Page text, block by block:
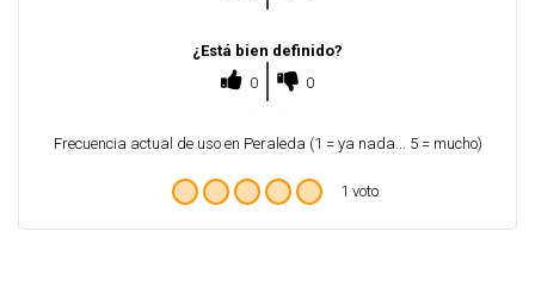
¿Está bien definido?
0
0
Frecuencia actual de uso en Peraleda (1 = ya nada... 5 = mucho)
1 voto